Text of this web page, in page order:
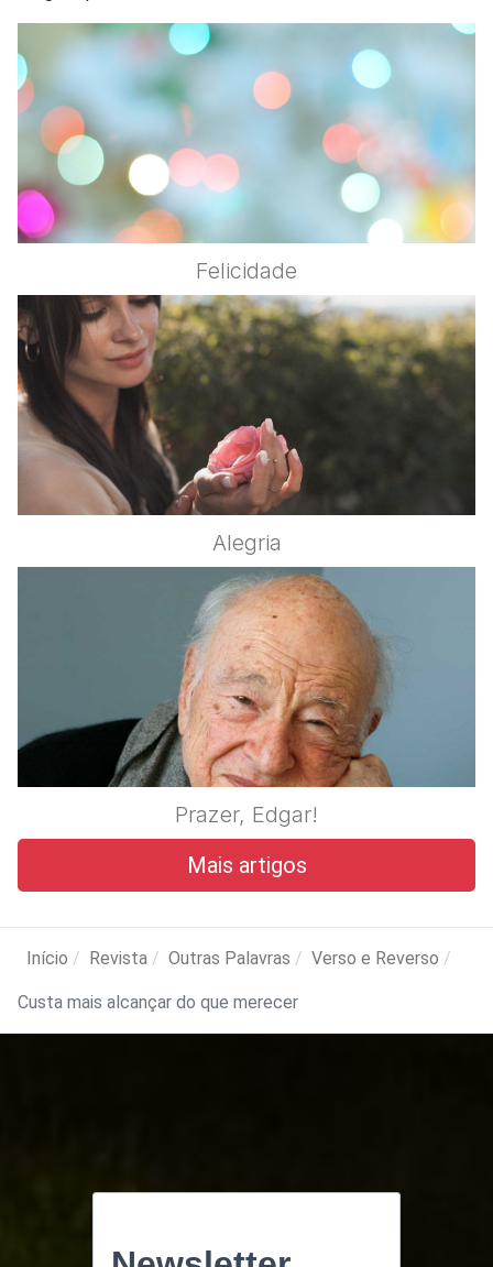
Felicidade
Alegria
Prazer, Edgar!
Mais artigos
Início Revista Outras Palavras Verso e Reverso
Custa mais alcançar do que merecer